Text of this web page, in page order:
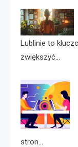
Lublinie to
zwiększyć…
stron…